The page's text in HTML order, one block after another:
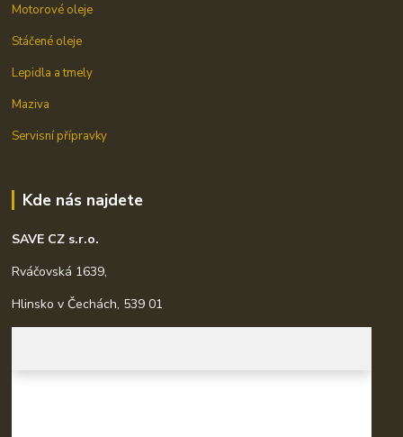
Motorové oleje
Stáčené oleje
Lepidla a tmely
Maziva
Servisní přípravky
Kde nás najdete
SAVE CZ s.r.o.
Rváčovská 1639,
Hlinsko v Čechách, 539 01